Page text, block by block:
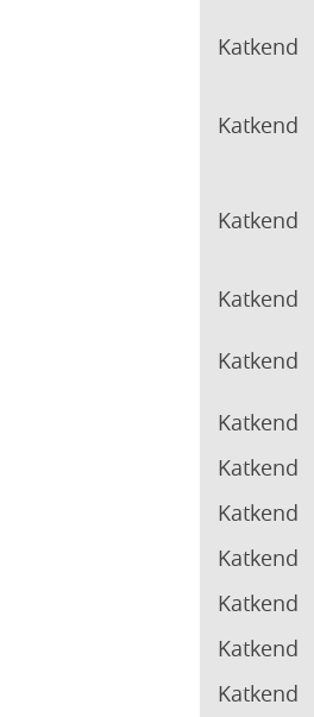
Katkend
Katkend
Katkend
Katkend
Katkend
Katkend
Katkend
Katkend
Katkend
Katkend
Katkend
Katkend